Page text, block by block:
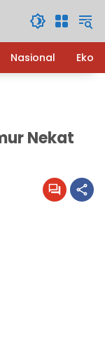
Nasional
Nekat